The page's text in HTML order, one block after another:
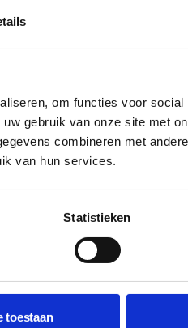
om functies voor
gebruik van onze site met
combineren met
van hun services.
Statistieken
toestaan
en bevestig de
Stel ze in via je
secties die los
Stel het in via